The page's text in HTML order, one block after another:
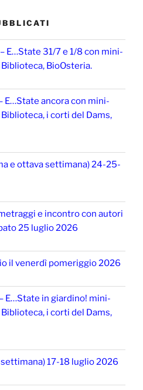
E…State 31/7 e 1/8 con mini-
BioOsteria.
E…State ancora con mini-
i corti del Dams,
e ottava settimana) 24-25-
e incontro con autori
25 luglio 2026
il venerdì pomeriggio 2026
E…State in giardino! mini-
i corti del Dams,
17-18 luglio 2026